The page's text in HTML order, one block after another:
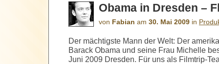
Obama in Dresden –
von Fabian am 30. Mai 2009 in
Der mächtigste Mann der Welt: Der
Barack Obama und seine Frau Michelle
Juni 2009 Dresden. Für uns als Filmtrip-